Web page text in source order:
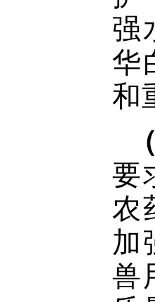
强
华
和
要
农
加
兽